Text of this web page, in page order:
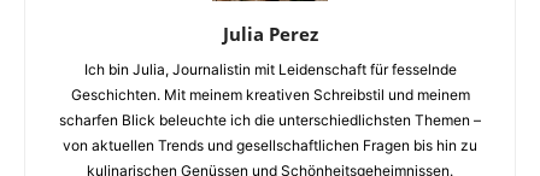
Julia Perez
Ich bin Julia, Journalistin mit Leidenschaft für fesselnde
Geschichten. Mit meinem kreativen Schreibstil und meinem
scharfen Blick beleuchte ich die unterschiedlichsten Themen –
von aktuellen Trends und gesellschaftlichen Fragen bis hin zu
kulinarischen Genüssen und Schönheitsgeheimnissen.